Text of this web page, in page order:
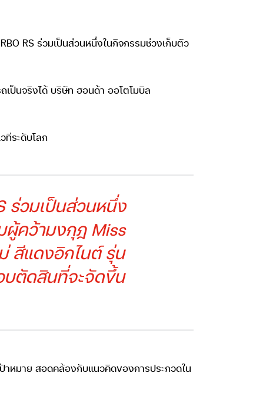
RS ร่วมเป็นส่วนหนึ่งในกิจกรรมช่วงเก็บตัว
เป็นจริงได้ บริษัท ฮอนด้า ออโตโมบิล
ทีระดับโลก
ร่วมเป็นส่วนหนึ่ง
ผู้คว้ามงกุฎ Miss
สีแดงอิกไนต์ รุ่น
บตัดสินที่จะจัดขึ้น
หมาย สอดคล้องกับแนวคิดของการประกวดใน